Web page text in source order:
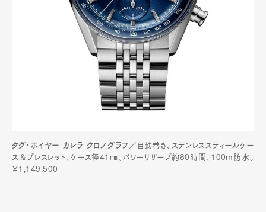
ProductCultureLifestyle
Pen Membership
Magazine
Official Columnist
About
Contact
Pen Meet
タグ・ホイヤー カレラ クロノグラフ ／自動巻き、ステンレススティールケー
ス＆ブレスレット、ケース径41㎜、パワーリザーブ約80時間、100m防水。
￥1,149,500